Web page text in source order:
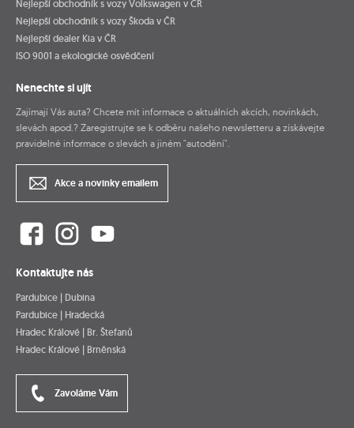
Nejlepší obchodník s vozy Volkswagen v ČR
Nejlepší obchodník s vozy Škoda v ČR
Nejlepší dealer Kia v ČR
ISO 9001 a ekologické osvědčení
Nenechte si ujít
Zajímají Vás auta? Chcete mít informace o aktuálních akcích, novinkách,
slevách apod.? Zaregistrujte se k odběru našeho newsletteru a získávejte
pravidelné informace o slevách a jiném "autodění".
Akce a novinky emailem
Kontaktujte nás
Pardubice | Dubina
Pardubice | Hradecká
Hradec Králové | Br. Štefanů
Hradec Králové | Brněnská
Zavoláme Vám